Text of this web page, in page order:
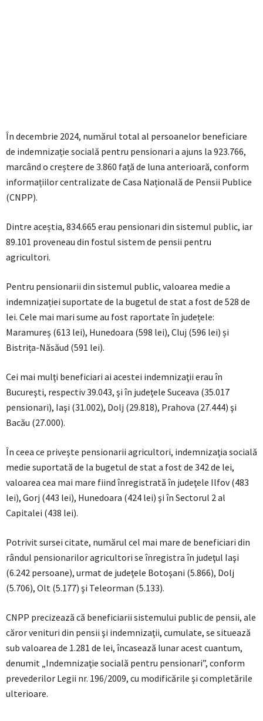
În decembrie 2024, numărul total al persoanelor beneficiare
de indemnizație socială pentru pensionari a ajuns la 923.766,
marcând o creștere de 3.860 față de luna anterioară, conform
informațiilor centralizate de Casa Națională de Pensii Publice
(CNPP).
Dintre aceștia, 834.665 erau pensionari din sistemul public, iar
89.101 proveneau din fostul sistem de pensii pentru
agricultori.
Pentru pensionarii din sistemul public, valoarea medie a
indemnizației suportate de la bugetul de stat a fost de 528 de
lei. Cele mai mari sume au fost raportate în județele:
Maramureș (613 lei), Hunedoara (598 lei), Cluj (596 lei) și
Bistrița-Năsăud (591 lei).
Cei mai mulţi beneficiari ai acestei indemnizaţii erau în
Bucureşti, respectiv 39.043, şi în judeţele Suceava (35.017
pensionari), Iaşi (31.002), Dolj (29.818), Prahova (27.444) şi
Bacău (27.000).
În ceea ce priveşte pensionarii agricultori, indemnizaţia socială
medie suportată de la bugetul de stat a fost de 342 de lei,
valoarea cea mai mare fiind înregistrată în judeţele Ilfov (483
lei), Gorj (443 lei), Hunedoara (424 lei) şi în Sectorul 2 al
Capitalei (438 lei).
Potrivit sursei citate, numărul cel mai mare de beneficiari din
rândul pensionarilor agricultori se înregistra în judeţul Iaşi
(6.242 persoane), urmat de judeţele Botoşani (5.866), Dolj
(5.706), Olt (5.177) şi Teleorman (5.133).
CNPP precizează că beneficiarii sistemului public de pensii, ale
căror venituri din pensii şi indemnizaţii, cumulate, se situează
sub valoarea de 1.281 de lei, încasează lunar acest cuantum,
denumit „Indemnizaţie socială pentru pensionari”, conform
prevederilor Legii nr. 196/2009, cu modificările şi completările
ulterioare.